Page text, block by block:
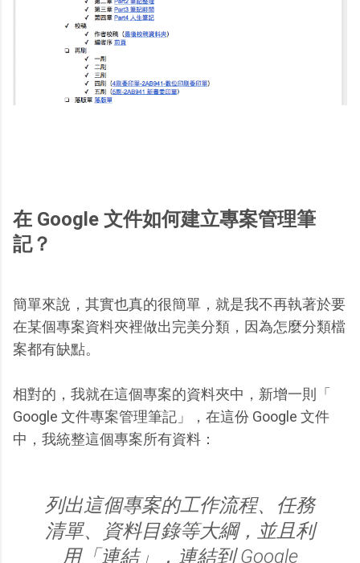
在 Google 文件如何建立專案管理筆
記？
簡單來說，其實也真的很簡單，就是我不再執著於要
在某個專案資料夾裡做出完美分類，因為怎麼分類檔
案都有缺點。
相對的，我就在這個專案的資料夾中，新增一則「
Google 文件專案管理筆記」，在這份 Google 文件
中，我統整這個專案所有資料：
列出這個專案的工作流程、任務
清單、資料目錄等大綱，並且利
用「連結」，連結到 Google